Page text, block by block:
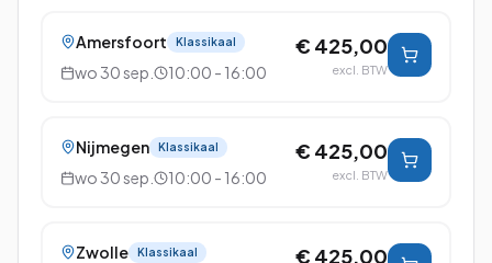
Amersfoort Klassikaal
wo 30 sep. 10:00 - 16:00
€ 425,00
excl. BTW
Nijmegen Klassikaal
wo 30 sep. 10:00 - 16:00
€ 425,00
excl. BTW
Zwolle Klassikaal € 425,00